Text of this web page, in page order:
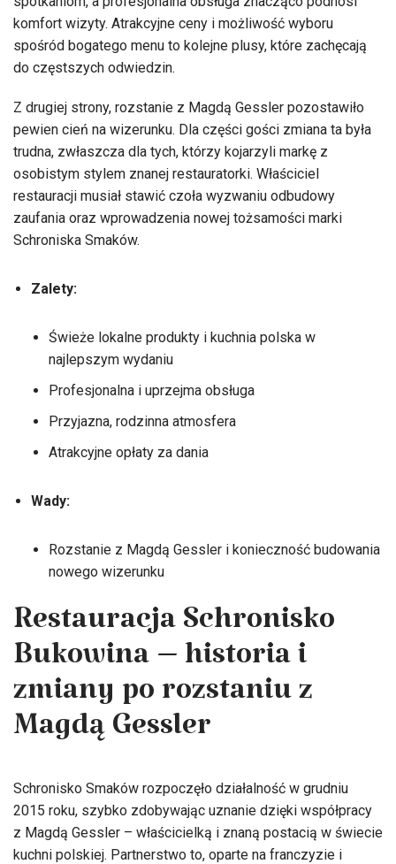
komfort wizyty. Atrakcyjne ceny i możliwość wyboru
spośród bogatego menu to kolejne plusy, które zachęcają
do częstszych odwiedzin.
Z drugiej strony, rozstanie z Magdą Gessler pozostawiło
pewien cień na wizerunku. Dla części gości zmiana ta była
trudna, zwłaszcza dla tych, którzy kojarzyli markę z
osobistym stylem znanej restauratorki. Właściciel
restauracji musiał stawić czoła wyzwaniu odbudowy
zaufania oraz wprowadzenia nowej tożsamości marki
Schroniska Smaków.
Zalety:
Świeże lokalne produkty i kuchnia polska w
najlepszym wydaniu
Profesjonalna i uprzejma obsługa
Przyjazna, rodzinna atmosfera
Atrakcyjne opłaty za dania
Wady:
Rozstanie z Magdą Gessler i konieczność budowania
nowego wizerunku
Restauracja Schronisko
Bukowina – historia i
zmiany po rozstaniu z
Magdą Gessler
Schronisko Smaków rozpoczęło działalność w grudniu
2015 roku, szybko zdobywając uznanie dzięki współpracy
z Magdą Gessler – właścicielką i znaną postacią w świecie
kuchni polskiej. Partnerstwo to, oparte na franczyzie i